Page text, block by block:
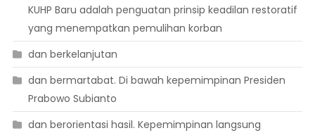
KUHP Baru adalah penguatan prinsip keadilan restoratif
yang menempatkan pemulihan korban
dan berkelanjutan
dan bermartabat. Di bawah kepemimpinan Presiden
Prabowo Subianto
dan berorientasi hasil. Kepemimpinan langsung